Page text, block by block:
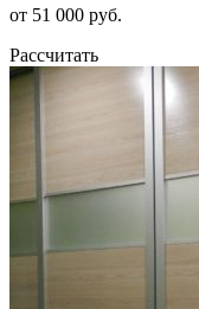
от 51 000 руб.
Рассчитать